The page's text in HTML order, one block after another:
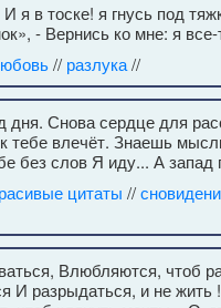
я в тоске! я гнусь под
- Вернись ко мне: я
// разлука//
дня. Снова сердце для
тебе влечёт. Знаешь
без слов Я иду... А запад
цитаты //
Влюбляются, чтоб
И разрыдаться, и не жить